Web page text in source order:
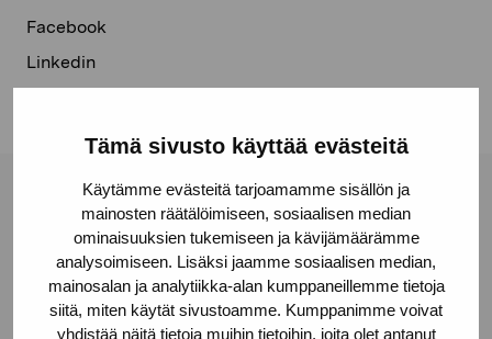
Tämä sivusto käyttää evästeitä
Käytämme evästeitä tarjoamamme sisällön ja
mainosten räätälöimiseen, sosiaalisen median
ominaisuuksien tukemiseen ja kävijämäärämme
analysoimiseen. Lisäksi jaamme sosiaalisen median,
mainosalan ja analytiikka-alan kumppaneillemme tietoja
siitä, miten käytät sivustoamme. Kumppanimme voivat
yhdistää näitä tietoja muihin tietoihin, joita olet antanut
Facebook
Linkedin
Pro Artibus Foundation
Gustav Wasas gata 11
10600 Ekenäs